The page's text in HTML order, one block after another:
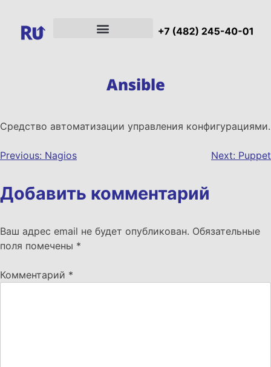
Ansible
Средство автоматизации управления конфигурациями.
Previous: Nagios Next: Puppet
Добавить комментарий
Ваш адрес email не будет опубликован. Обязательные
поля помечены *
Комментарий *